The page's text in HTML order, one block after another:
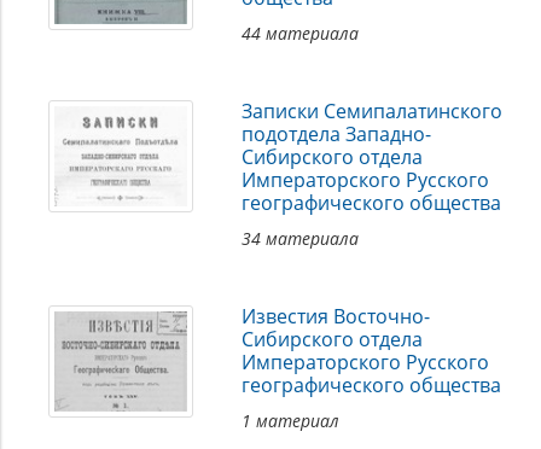
44 материала
Записки Семипалатинского
подотдела Западно-
Сибирского отдела
Императорского Русского
географического общества
34 материала
Известия Восточно-
Сибирского отдела
Императорского Русского
географического общества
1 материал